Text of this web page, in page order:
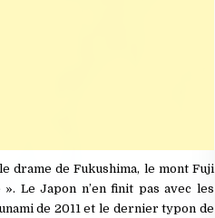
drame de Fukushima, le mont Fuji
Le Japon n’en finit pas avec les
de 2011 et le dernier typon de